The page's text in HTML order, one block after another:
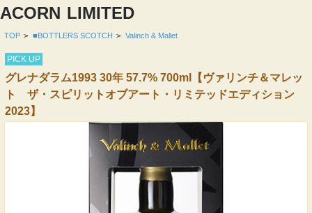
ACORN LIMITED
TOP > ■BOTTLERS SCOTCH > Valinch & Mallet
PICK UP
グレナダラム1993 30年 57.7% 700ml【ヴァリンチ＆マレッ
ト ザ・スピリットオブアート・リミテッドエディション
2023】